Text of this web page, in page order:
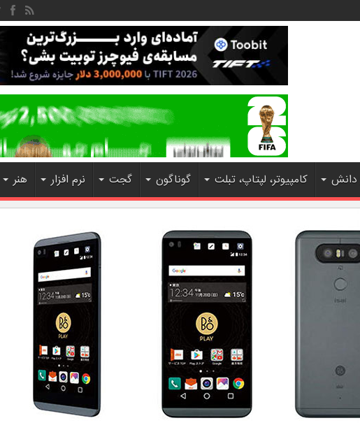
دانش کامپیوتر، لپتاپ، تبلت گوناگون گجت نرم افزار هنر